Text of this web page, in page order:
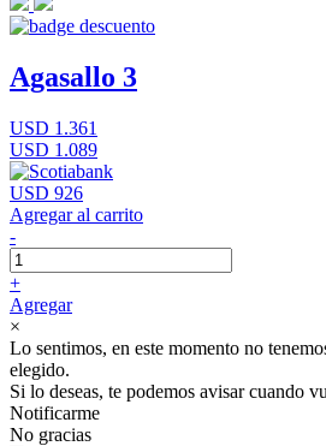
Agasallo 3
USD 1.361
USD 1.089
USD 926
Agregar al carrito
-
+
Agregar
×
Lo sentimos, en este momento no
elegido.
Si lo deseas, te podemos avisar cuando
Notificarme
No gracias